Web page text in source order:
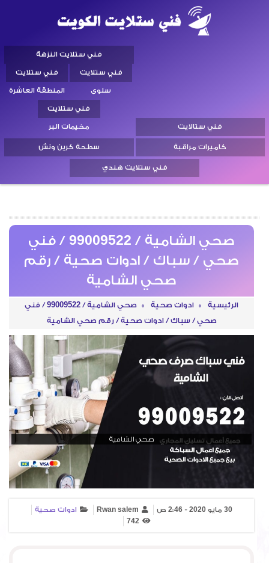
فني ستالايت
فني ستلايت النزهة
فني ستلايت
سلوى
فني ستلايت
المنطقة العاشرة
فني ستلايت
مخيمات البر
كاميرات مراقبة
سطحة كرين ونش
فني ستلايت هندي
صحي الشامية / 99009522 / فني
صحي / سباك / ادوات صحية / رقم
صحي الشامية
الرئيسية » ادوات صحية »
صحي الشامية / 99009522 / فني
صحي / سباك / ادوات صحية / رقم صحي الشامية
صحي الشامية
30 مايو 2020 - 2:46 ص Rwan salem
ادوات صحية